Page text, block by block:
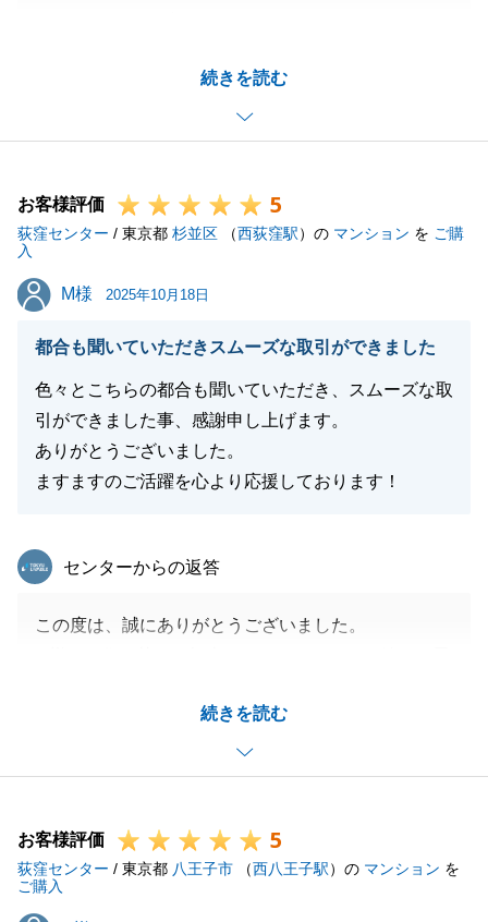
続きを読む
伝いでき、またお役にたてたこと大変光栄でございま
す。「予想よりもスムーズに取引が進んだ」とのお言
葉、大変嬉しく思います。
絡いただければと存じます。
今後ともよろしくお願いいたします。
お客様評価 5
荻窪センター / 東京都 杉並区 （西荻窪駅）の マンション を ご購
入
M様
M様 2025年10月18日
都合も聞いていただきスムーズな取引ができました
色々とこちらの都合も聞いていただき、スムーズな取
引ができました事、感謝申し上げます。
ありがとうございました。
ますますのご活躍を心より応援しております！
続きを読む
東急リバブル
センターからの返答
この度は、誠にありがとうございました。
なにかお困りなことがございましたら、お気軽にご連
引き続き、よろしくお願いいたします。
閉じる
お客様評価 5
荻窪センター / 東京都 八王子市 （西八王子駅）の マンション を
ご購入